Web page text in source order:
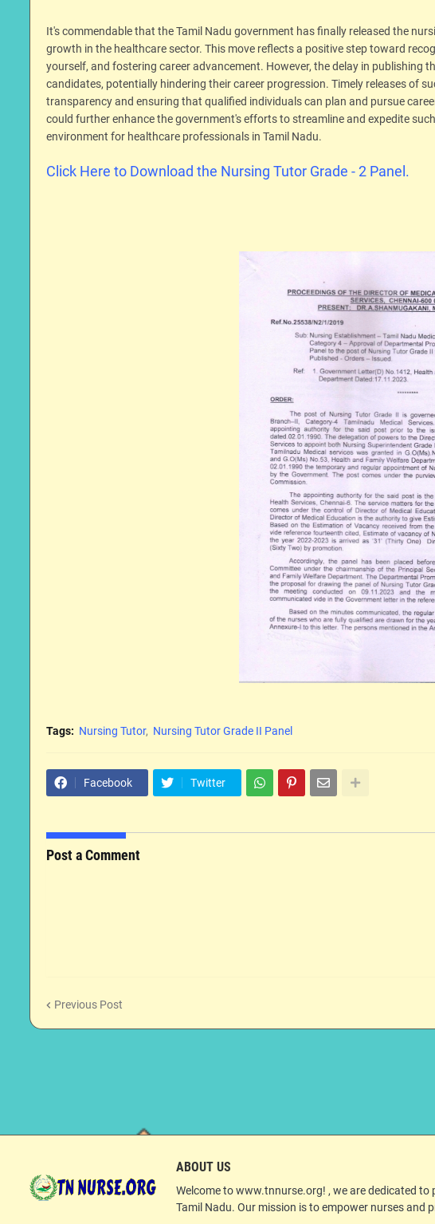
It's commendable that the Tamil Nadu government has finally released the
growth in the healthcare sector. This move reflects a positive step toward
yourself, and fostering career advancement. However, the delay in publishing
candidates, potentially hindering their career progression. Timely releases of
transparency and ensuring that qualified individuals can plan and pursue
could further enhance the government's efforts to streamline and expedite
environment for healthcare professionals in Tamil Nadu.
Click Here to Download the Nursing Tutor Grade - 2 Panel.
Tags: Nursing Tutor Nursing Tutor Grade II Panel
Facebook Twitter
Post a Comment
Previous Post
ABOUT US
Welcome to www.tnnurse.org! , we are dedicated
Tamil Nadu. Our mission is to empower nurses and